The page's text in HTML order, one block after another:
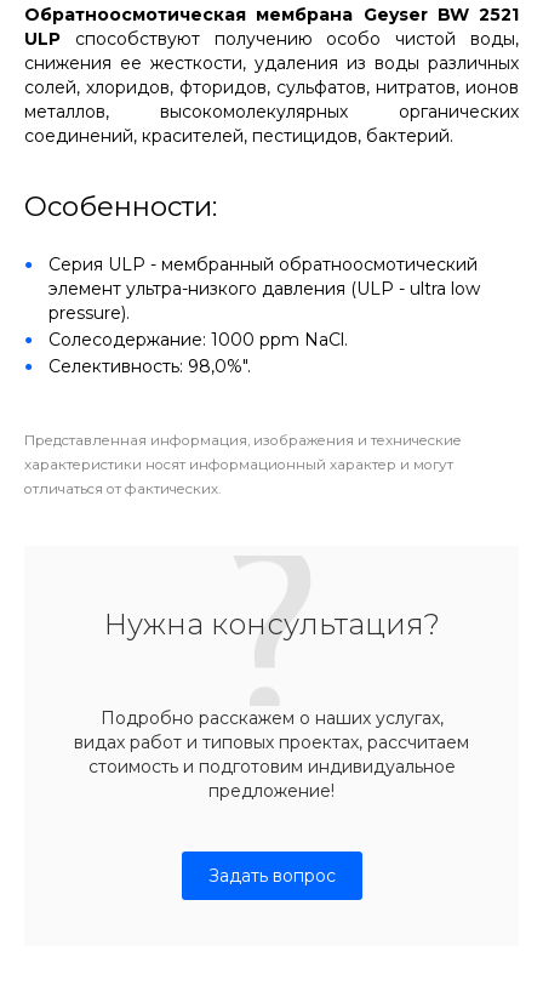
Обратноосмотическая мембрана Geyser BW 2521
ULP способствуют получению особо чистой воды,
снижения ее жесткости, удаления из воды различных
солей, хлоридов, фторидов, сульфатов, нитратов, ионов
металлов, высокомолекулярных органических
соединений, красителей, пестицидов, бактерий.
Особенности:
Серия ULP - мембранный обратноосмотический
элемент ультра-низкого давления (ULP - ultra low
pressure).
Солесодержание: 1000 ppm NaCl.
Селективность: 98,0%".
Представленная информация, изображения и технические
характеристики носят информационный характер и могут
отличаться от фактических.
Нужна консультация?
Подробно расскажем о наших услугах,
видах работ и типовых проектах, рассчитаем
стоимость и подготовим индивидуальное
предложение!
Задать вопрос